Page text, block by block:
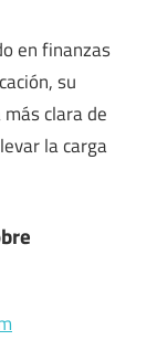
en finanzas
su
clara de
la carga